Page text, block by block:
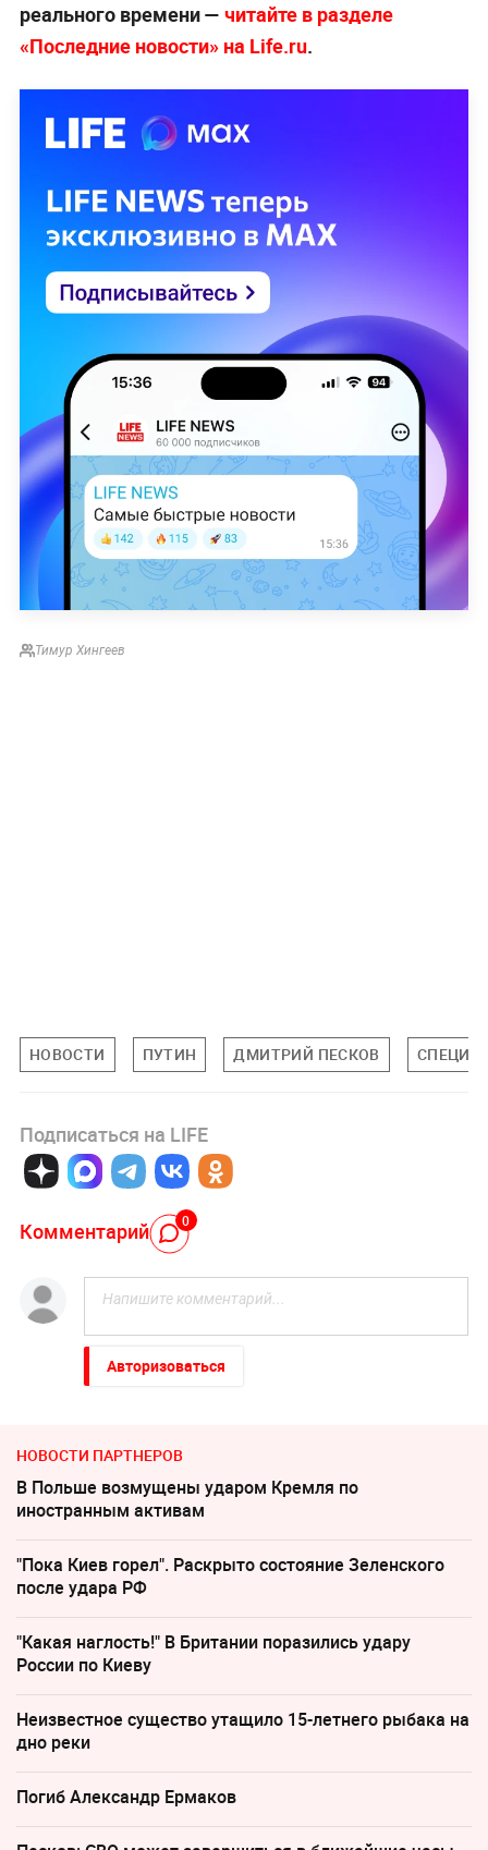
реального времени — читайте в разделе
«Последние новости» на Life.ru.
Тимур Хингеев
НОВОСТИ ПУТИН ДМИТРИЙ ПЕСКОВ
Подписаться на LIFE
Комментарий 0
Авторизоваться
НОВОСТИ ПАРТНЕРОВ
В Польше возмущены ударом Кремля по
иностранным активам
"Пока Киев горел". Раскрыто состояние Зеленского
после удара РФ
"Какая наглость!" В Британии поразились удару
России по Киеву
Неизвестное существо утащило 15-летнего рыбака на
дно реки
Погиб Александр Ермаков